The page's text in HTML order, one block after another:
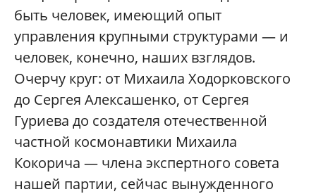
быть человек, имеющий опыт
управления крупными структурами — и
человек, конечно, наших взглядов.
Очерчу круг: от Михаила Ходорковского
до Сергея Алексашенко, от Сергея
Гуриева до создателя отечественной
частной космонавтики Михаила
Кокорича — члена экспертного совета
нашей партии, сейчас вынужденного